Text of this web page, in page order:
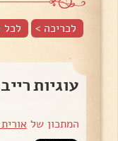
לכריכה > לכל
עוגיות
המתכון של